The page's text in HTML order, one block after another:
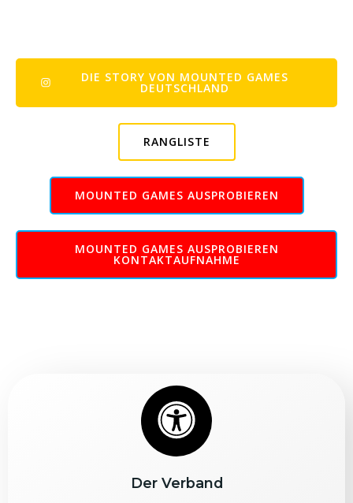
DIE STORY VON MOUNTED GAMES
DEUTSCHLAND
RANGLISTE
MOUNTED GAMES AUSPROBIEREN
MOUNTED GAMES AUSPROBIEREN
KONTAKTAUFNAHME
Der Verband